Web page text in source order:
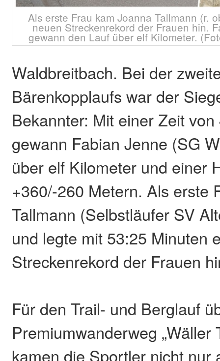
Als erste Frau kam Joanna Tallmann (r.
neuen Streckenrekord der Frauen hin.
gewann den Lauf über elf Kilometer.
Waldbreitbach. Bei der
Bärenkopplaufs war der
Bekannter: Mit einer Zeit
gewann Fabian Jenne (SG
über elf Kilometer und einer
+360/-260 Metern. Als erste
Tallmann (Selbstläufer SV
und legte mit 53:25 Minuten
Streckenrekord der Frauen
Für den Trail- und Berglauf
Premiumwanderweg „Wäller
kamen die Sportler nicht nur